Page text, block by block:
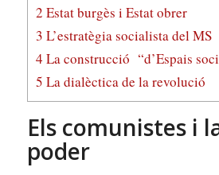
2 Estat burgès i Estat obrer
3 L’estratègia socialista del MS
4 La construcció “d’Espais
5 La dialèctica de la revolució
Els comunistes i
poder